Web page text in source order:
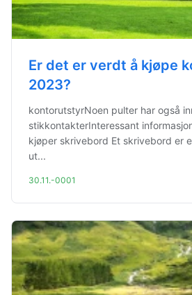
Er det er verdt å kjøpe
2023?
kontorutstyrNoen pulter har også
stikkontakterInteressant
kjøper skrivebord Et skrivebord er
ut...
30.11.-0001